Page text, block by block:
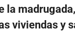
la
viviendas y